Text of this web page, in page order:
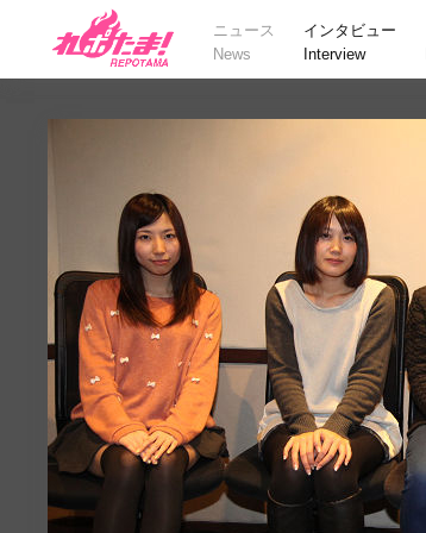
ニュース
News
インタビュー
Interview